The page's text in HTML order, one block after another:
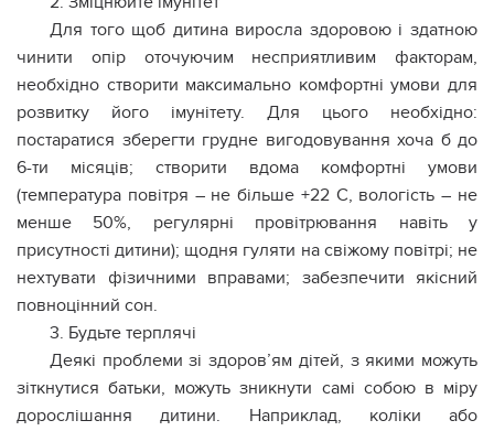
Для того щоб дитина виросла здоровою і здатною
чинити опір оточуючим несприятливим факторам,
необхідно створити максимально комфортні умови для
розвитку його імунітету. Для цього необхідно:
постаратися зберегти грудне вигодовування хоча б до
6-ти місяців; створити вдома комфортні умови
(температура повітря – не більше +22 C, вологість – не
менше 50%, регулярні провітрювання навіть у
присутності дитини); щодня гуляти на свіжому повітрі; не
нехтувати фізичними вправами; забезпечити якісний
повноцінний сон.
3. Будьте терплячі
Деякі проблеми зі здоров’ям дітей, з якими можуть
зіткнутися батьки, можуть зникнути самі собою в міру
дорослішання дитини. Наприклад, коліки або